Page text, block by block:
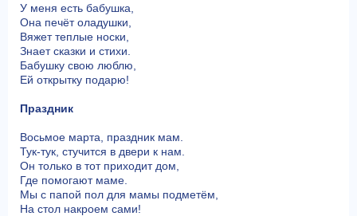
У меня есть бабушка,
Она печёт оладушки,
Вяжет теплые носки,
Знает сказки и стихи.
Бабушку свою люблю,
Ей открытку подарю!
Праздник
Восьмое марта, праздник мам.
Тук-тук, стучится в двери к нам.
Он только в тот приходит дом,
Где помогают маме.
Мы с папой пол для мамы подметём,
На стол накроем сами!